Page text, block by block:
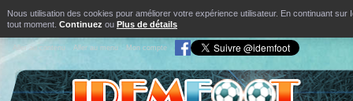
Nous utilisation des cookies pour améliorer votre expérience utilisateur. En continuant
tout moment. Continuez ou Plus de détails
Aller au contenu Aller au menu Mon compte